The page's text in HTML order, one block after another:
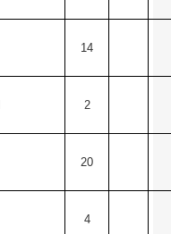
14
2
20
4